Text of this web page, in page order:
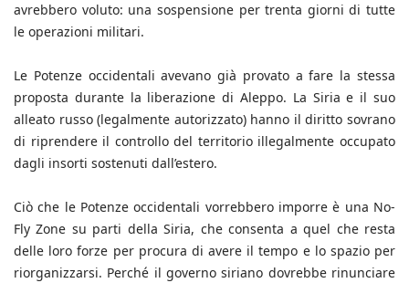
avrebbero voluto: una sospensione per trenta giorni di tutte
le operazioni militari.
Le Potenze occidentali avevano già provato a fare la stessa
proposta durante la liberazione di Aleppo. La Siria e il suo
alleato russo (legalmente autorizzato) hanno il diritto sovrano
di riprendere il controllo del territorio illegalmente occupato
dagli insorti sostenuti dall’estero.
Ciò che le Potenze occidentali vorrebbero imporre è una No-
Fly Zone su parti della Siria, che consenta a quel che resta
delle loro forze per procura di avere il tempo e lo spazio per
riorganizzarsi. Perché il governo siriano dovrebbe rinunciare